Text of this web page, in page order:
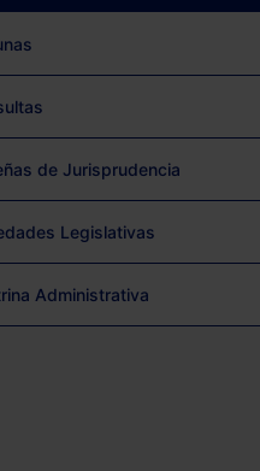
de Jurisprudencia
Legislativas
Administrativa